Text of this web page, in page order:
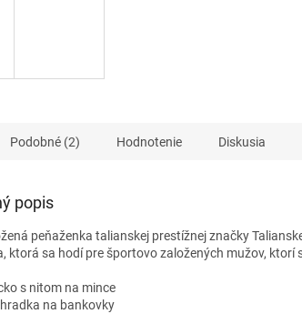
Podobné (2) Hodnotenie Diskusia
popis
peňaženka talianskej prestížnej značky
ktorá sa hodí pre športovo založených mužov, ktorí
s nitom na mince
na bankovky